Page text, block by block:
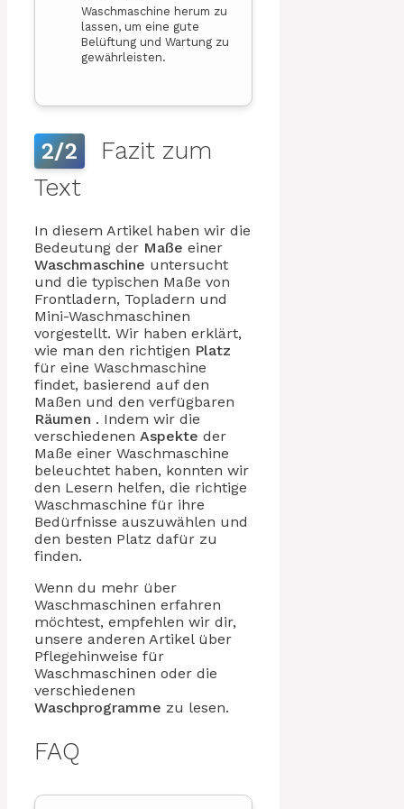
Waschmaschine herum zu
lassen, um eine gute
Belüftung und Wartung zu
gewährleisten.
2/2
Fazit zum
Text
In diesem Artikel haben wir die
Bedeutung der Maße einer
Waschmaschine untersucht
und die typischen Maße von
Frontladern, Topladern und
Mini-Waschmaschinen
vorgestellt. Wir haben erklärt,
wie man den richtigen Platz
für eine Waschmaschine
findet, basierend auf den
Maßen und den verfügbaren
Räumen . Indem wir die
verschiedenen Aspekte der
Maße einer Waschmaschine
beleuchtet haben, konnten wir
den Lesern helfen, die richtige
Waschmaschine für ihre
Bedürfnisse auszuwählen und
den besten Platz dafür zu
finden.
Wenn du mehr über
Waschmaschinen erfahren
möchtest, empfehlen wir dir,
unsere anderen Artikel über
Pflegehinweise für
Waschmaschinen oder die
verschiedenen
Waschprogramme zu lesen.
FAQ